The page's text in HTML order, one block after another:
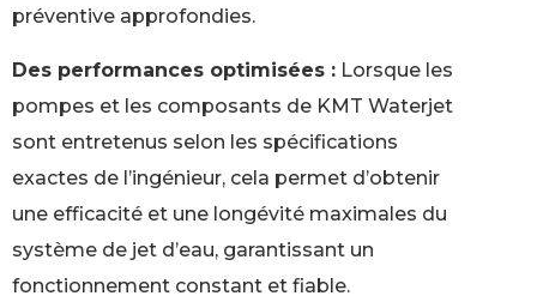
préventive approfondies.
Des performances optimisées : Lorsque les
pompes et les composants de KMT Waterjet
sont entretenus selon les spécifications
exactes de l’ingénieur, cela permet d’obtenir
une efficacité et une longévité maximales du
système de jet d’eau, garantissant un
fonctionnement constant et fiable.